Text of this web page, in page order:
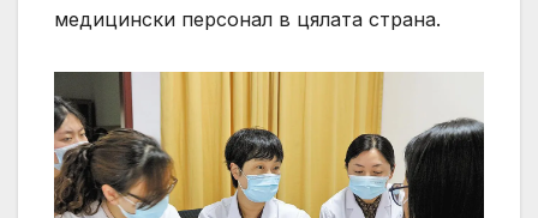
медицински персонал в цялата страна.